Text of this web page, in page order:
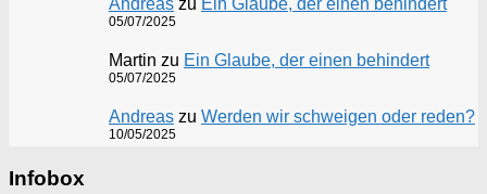
05/07/2025
Martin zu Ein Glaube, der einen behindert
05/07/2025
Andreas zu Werden wir schweigen oder reden?
10/05/2025
Infobox